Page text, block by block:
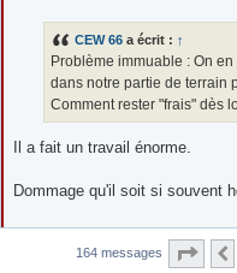
CEW 66 a écrit : ↑
Problème immuable : On
dans notre partie de terrain
Comment rester "frais" dès
Il a fait un travail énorme.
Dommage qu'il soit si souvent
164 messages Page